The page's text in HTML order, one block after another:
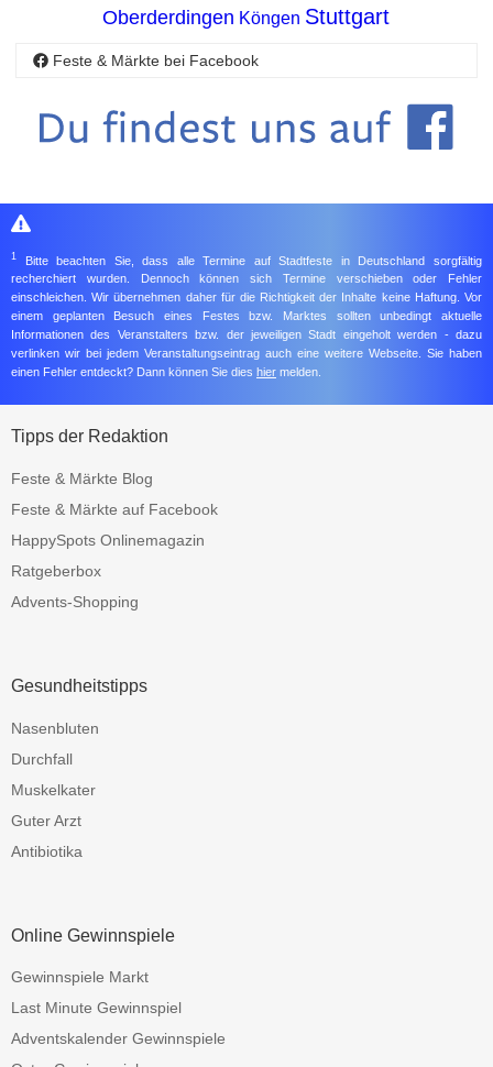
Oberderdingen Köngen Stuttgart
Feste & Märkte bei Facebook
1
Bitte beachten Sie, dass alle Termine auf Stadtfeste in Deutschland sorgfältig
recherchiert wurden. Dennoch können sich Termine verschieben oder Fehler
einschleichen. Wir übernehmen daher für die Richtigkeit der Inhalte keine Haftung. Vor
einem geplanten Besuch eines Festes bzw. Marktes sollten unbedingt aktuelle
Informationen des Veranstalters bzw. der jeweiligen Stadt eingeholt werden - dazu
verlinken wir bei jedem Veranstaltungseintrag auch eine weitere Webseite. Sie haben
einen Fehler entdeckt? Dann können Sie dies hier melden.
Tipps der Redaktion
Feste & Märkte Blog
Feste & Märkte auf Facebook
HappySpots Onlinemagazin
Ratgeberbox
Advents-Shopping
Gesundheitstipps
Nasenbluten
Durchfall
Muskelkater
Guter Arzt
Antibiotika
Online Gewinnspiele
Gewinnspiele Markt
Last Minute Gewinnspiel
Adventskalender Gewinnspiele